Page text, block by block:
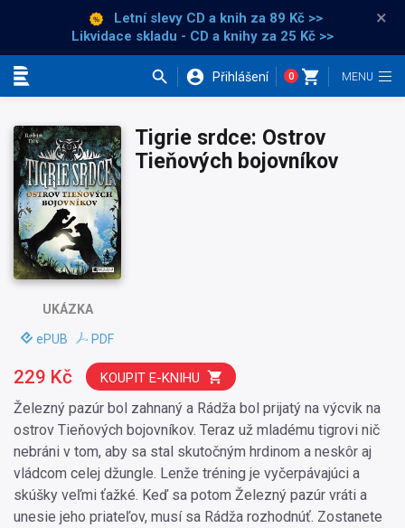
Letní slevy CD a knih za 89 Kč >>
Likvidace skladu - CD a knihy za 25 Kč >>
×
Přihlášení 0
UKÁZKA
ePUB PDF
Tigrie srdce: Ostrov
Tieňových bojovníkov
Železný pazúr bol zahnaný a Rádža bol prijatý na výcvik na
ostrov Tieňových bojovníkov. Teraz už mladému tigrovi nič
nebráni v tom, aby sa stal skutočným hrdinom a neskôr aj
vládcom celej džungle. Lenže tréning je vyčerpávajúci a
skúšky veľmi ťažké. Keď sa potom Železný pazúr vráti a
unesie jeho priateľov, musí sa Rádža rozhodnúť. Zostanete
229 Kč KOUPIT E-KNIHU